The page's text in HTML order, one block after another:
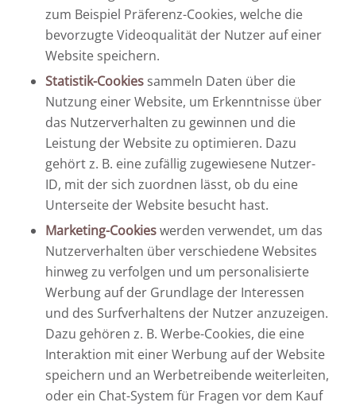
zum Beispiel Präferenz-Cookies, welche die
bevorzugte Videoqualität der Nutzer auf einer
Website speichern.
Statistik-Cookiessammeln Daten über die
Nutzung einer Website, um Erkenntnisse über
das Nutzerverhalten zu gewinnen und die
Leistung der Website zu optimieren. Dazu
gehört z. B. eine zufällig zugewiesene Nutzer-
ID, mit der sich zuordnen lässt, ob du eine
Unterseite der Website besucht hast.
Marketing-Cookieswerden verwendet, um das
Nutzerverhalten über verschiedene Websites
hinweg zu verfolgen und um personalisierte
Werbung auf der Grundlage der Interessen
und des Surfverhaltens der Nutzer anzuzeigen.
Dazu gehören z. B. Werbe-Cookies, die eine
Interaktion mit einer Werbung auf der Website
speichern und an Werbetreibende weiterleiten,
oder ein Chat-System für Fragen vor dem Kauf